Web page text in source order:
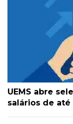
UEMS abre
salários de até